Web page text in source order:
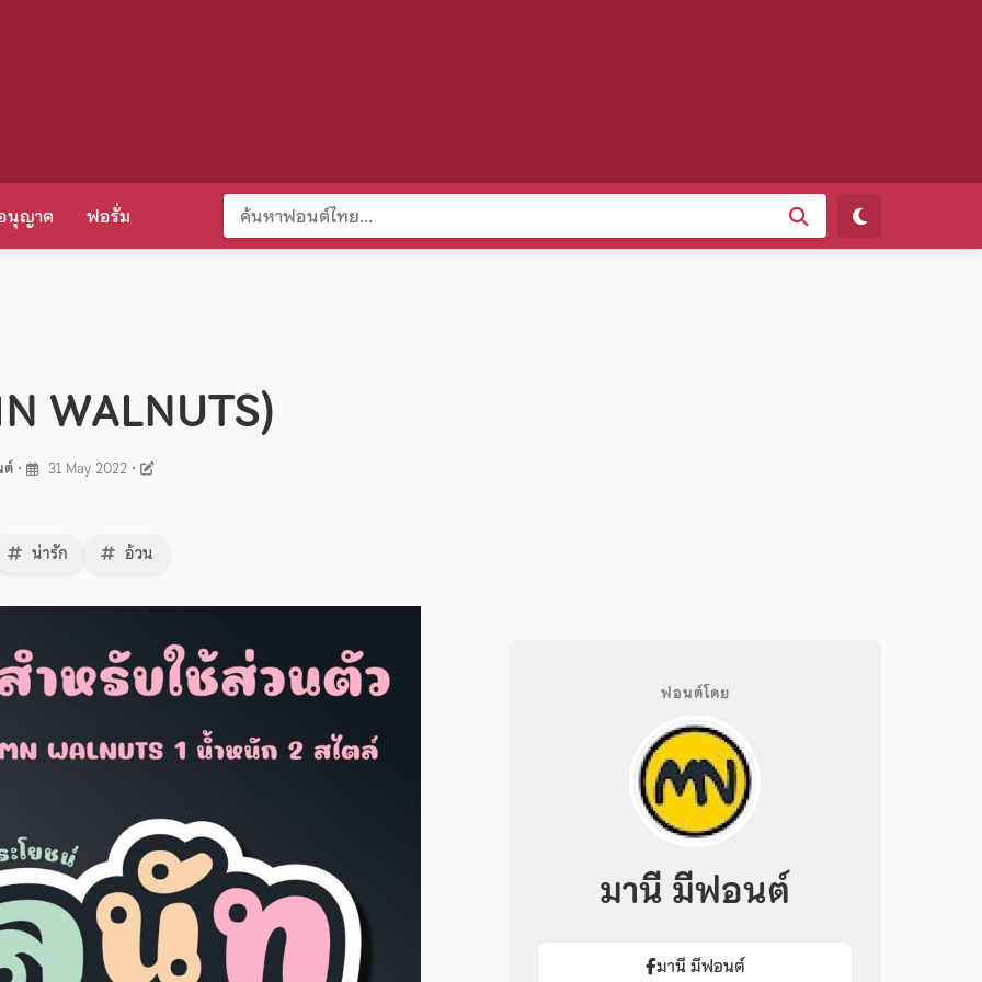
นุญาต ฟอรั่ม
WALNUTS)
• 31 May 2022 •
น่ารัก อ้วน
ฟอนต์โดย
มานี มีฟอนต์
มานี มีฟอนต์